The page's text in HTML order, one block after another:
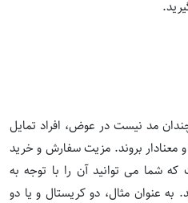
مد نیست در عوض، افراد تمایل
معنادار بروند. مزیت سفارش وخرید
شما می توانید آن را با توجه به
عنوان مثال، دو کریستال و یا دو